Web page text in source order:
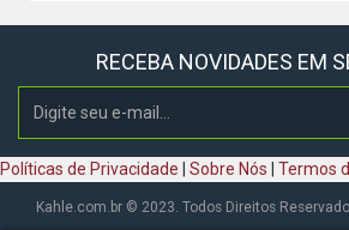
RECEBA NOVIDADES EM
Políticas de Privacidade Sobre Nós Termos
Kahle.com.br © 2023. Todos Direitos